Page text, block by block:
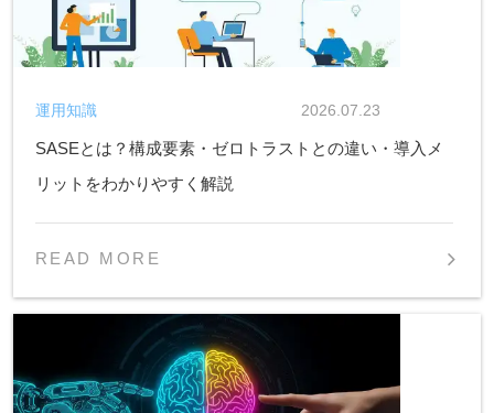
SASEとは？構成要素・ゼロトラストとの違い・導入メ
リットをわかりやすく解説
2026.07.23
運用知識
READ MORE